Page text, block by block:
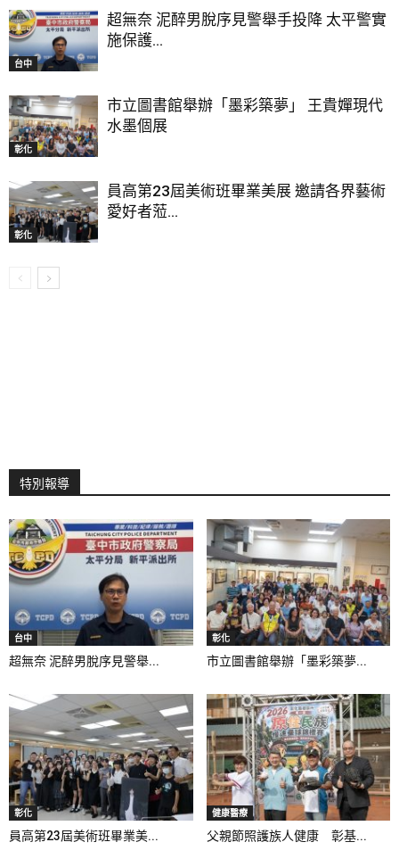
台中
超無奈 泥醉男脫序見警舉手投降 太平警實
施保護...
彰化
市立圖書館舉辦「墨彩築夢」 王貴嬋現代
水墨個展
彰化
員高第23屆美術班畢業美展 邀請各界藝術
愛好者蒞...
特別報導
台中
超無奈 泥醉男脫序見警舉...
彰化
市立圖書館舉辦「墨彩築夢...
彰化
員高第23屆美術班畢業美...
健康醫療
父親節照護族人健康 彰基...